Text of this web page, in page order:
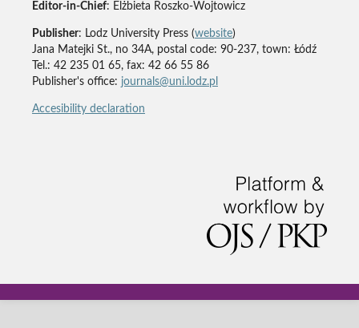
Editor-in-Chief: Elżbieta Roszko-Wojtowicz
Publisher: Lodz University Press (website)
Jana Matejki St., no 34A, postal code: 90-237, town: Łódź
Tel.: 42 235 01 65, fax: 42 66 55 86
Publisher's office: journals@uni.lodz.pl
Accesibility declaration